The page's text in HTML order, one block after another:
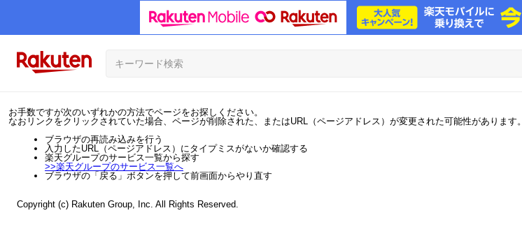
お手数ですが次のいずれかの方法でページをお探しください。
なおリンクをクリックされていた場合、ページが削除された、またはURL（ページアドレス）が変更された可能性があります。
ブラウザの再読み込みを行う
入力したURL（ページアドレス）にタイプミスがないか確認する
楽天グループのサービス一覧から探す
>>楽天グループのサービス一覧へ
ブラウザの「戻る」ボタンを押して前画面からやり直す
Copyright (c) Rakuten Group, Inc. All Rights Reserved.